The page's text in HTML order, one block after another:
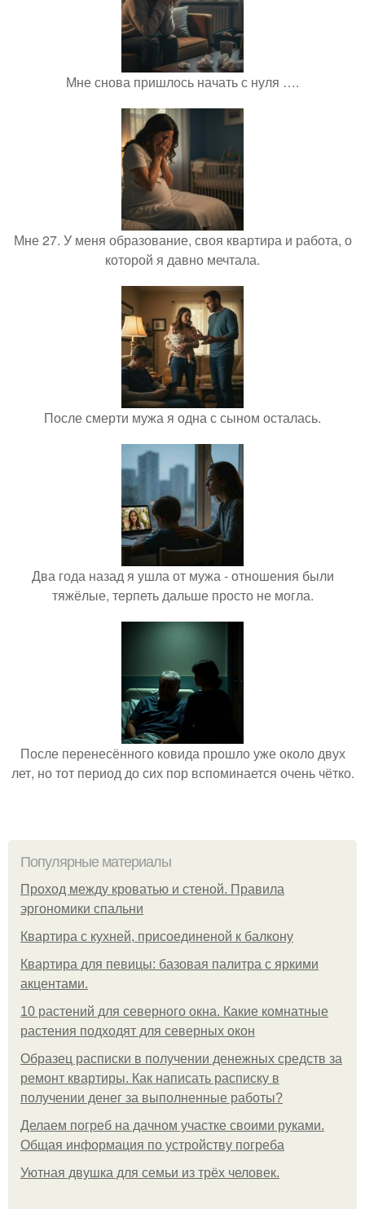
Мне снова пришлось начать с нуля ….
Мне 27. У меня образование, своя квартира и работа, о
которой я давно мечтала.
После смерти мужа я одна с сыном осталась.
Два года назад я ушла от мужа - отношения были
тяжёлые, терпеть дальше просто не могла.
После перенесённого ковида прошло уже около двух
лет, но тот период до сих пор вспоминается очень чётко.
Популярные материалы
Проход между кроватью и стеной. Правила
эргономики спальни
Квартира с кухней, присоединеной к балкону
Квартира для певицы: базовая палитра с яркими
акцентами.
10 растений для северного окна. Какие комнатные
растения подходят для северных окон
Образец расписки в получении денежных средств за
ремонт квартиры. Как написать расписку в
получении денег за выполненные работы?
Делаем погреб на дачном участке своими руками.
Общая информация по устройству погреба
Уютная двушка для семьи из трёх человек.